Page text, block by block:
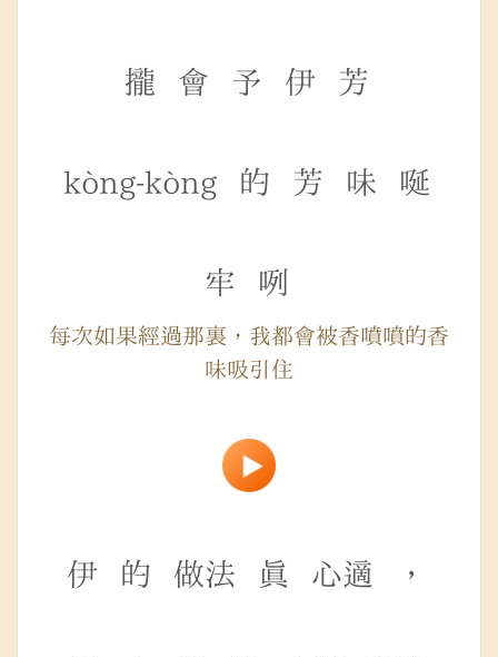
攏 會 予 伊 芳
kòng-kòng 的 芳 味 唌
牢 咧
每次如果經過那裏，我都會被香噴噴的香
味吸引住
伊 的 做法 真 心適 ，